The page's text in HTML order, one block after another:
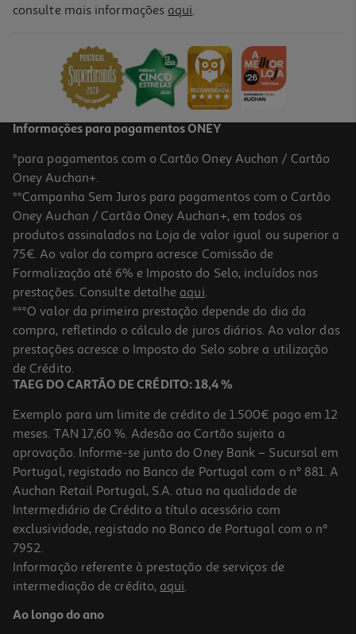
consulte mais informações aqui.
Informações para pagamentos ONEY
*para pagamentos com o Cartão Oney Auchan / Cartão
Oney Auchan+.
**Campanha Sem Juros para pagamentos com o Cartão
Oney Auchan / Cartão Oney Auchan+, em todos os
produtos assinalados na Loja de valor igual ou superior a
75€. Ao valor da compra acresce Comissão de
Formalização até 6% e Imposto do Selo, incluídos nas
prestações. Consulte detalhe aqui.
***O valor da primeira prestação depende do dia da
compra, refletindo o cálculo de juros diários. Ao valor das
prestações acresce o Imposto do Selo sobre a utilização
de Crédito.
TAEG DO CARTÃO DE CRÉDITO: 18,4 %
Exemplo para um limite de crédito de 1.500€ pago em 12
meses. TAN 17,60 %. Adesão ao Cartão sujeita a
aprovação. Informe-se junto do Oney Bank – Sucursal em
Portugal, registado no Banco de Portugal com o nº 881. A
Auchan Retail Portugal, S.A. atua na qualidade de
Intermediário de Crédito a título acessório com
exclusividade, registado no Banco de Portugal com o nº
7952.
Informação referente à prestação de serviços de
intermediação de crédito, aqui.
Ao longo do ano